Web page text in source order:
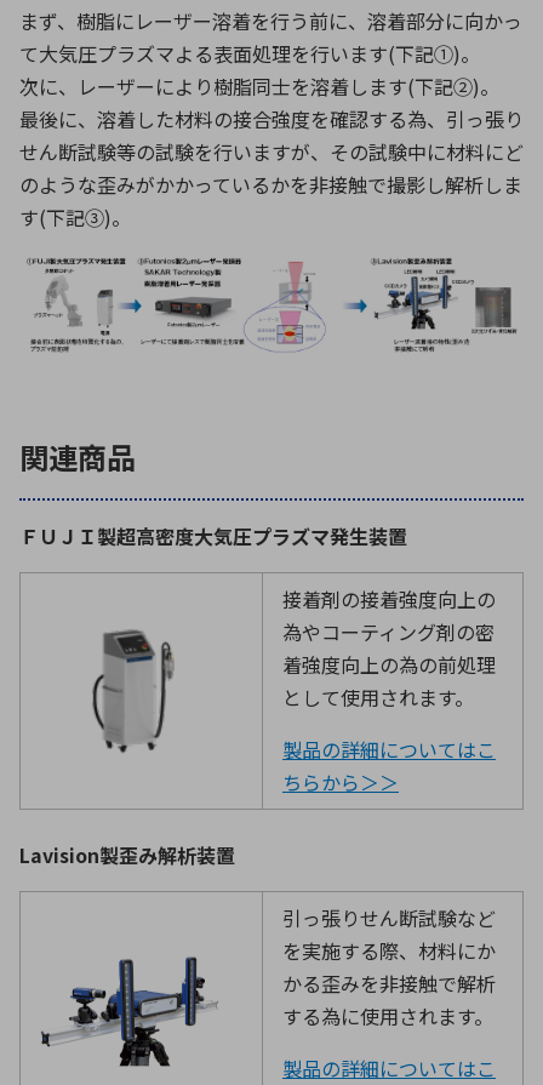
まず、樹脂にレーザー溶着を行う前に、溶着部分に向かっ
て大気圧プラズマよる表面処理を行います(下記①)。
次に、レーザーにより樹脂同士を溶着します(下記②)。
最後に、溶着した材料の接合強度を確認する為、引っ張り
せん断試験等の試験を行いますが、その試験中に材料にど
のような歪みがかかっているかを非接触で撮影し解析しま
す(下記➂)。
関連商品
ＦＵＪＩ製超高密度大気圧プラズマ発生装置
接着剤の接着強度向上の
為やコーティング剤の密
着強度向上の為の前処理
として使用されます。
製品の詳細についてはこ
ちらから＞＞
Lavision製歪み解析装置
引っ張りせん断試験など
を実施する際、材料にか
かる歪みを非接触で解析
する為に使用されます。
製品の詳細についてはこ